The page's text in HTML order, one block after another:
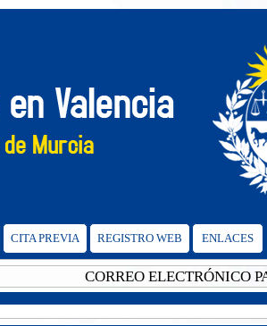
CITA PREVIA REGISTRO WEB ENLACES
CORREO ELECTRÓNICO